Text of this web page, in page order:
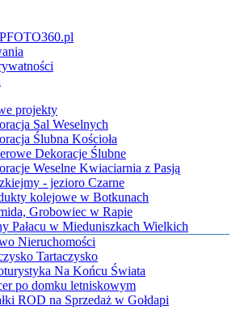
projekty
Sal Weselnych
Ślubna Kościoła
Dekoracje Ślubne
Weselne Kwiaciarnia z Pasją
- jezioro Czarne
kolejowe w Botkunach
Grobowiec w Rapie
Pałacu w Mieduniszkach Wielkich
Nieruchomości
Tartaczysko
Na Końcu Świata
po domku letniskowym
ROD na Sprzedaż w Gołdapi